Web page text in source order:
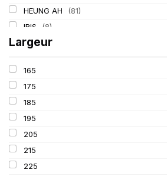
HEUNG AH
(81)
IRIS
(8)
ITALMATIC
LASSA (174)
LING LONG
MICHELIN
MITAS
Mondolfo ferro
PIRELLI
PROMETEON
SCHRADER
Largeur
165
175
185
195
205
215
225